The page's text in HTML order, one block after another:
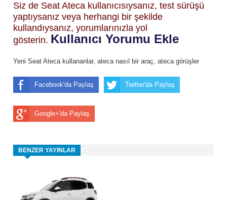
Siz de Seat Ateca kullanıcısıysanız, test sürüşü
yaptıysanız veya herhangi bir şekilde
kullandıysanız, yorumlarınızla yol
gösterin. Kullanıcı Yorumu Ekle
Yeni Seat Ateca kullananlar, ateca nasıl bir araç, ateca görüşler
Facebook'da Paylaş Twitter'da Paylaş
Google+'da Paylaş
BENZER YAYINLAR